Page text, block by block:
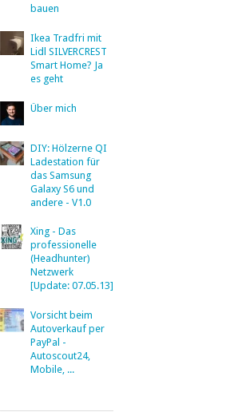
bauen
Ikea Tradfri mit
Lidl SILVERCREST
Smart Home? Ja
es geht
Über mich
DIY: Hölzerne QI
Ladestation für
das Samsung
Galaxy S6 und
andere - V1.0
Xing - Das
professionelle
(Headhunter)
Netzwerk
[Update: 07.05.13]
Vorsicht beim
Autoverkauf per
PayPal -
Autoscout24,
Mobile, ...